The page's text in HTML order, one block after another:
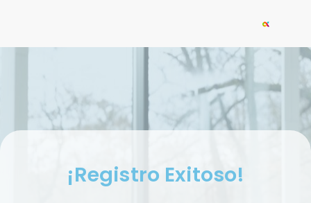
¡Registro Exitoso!